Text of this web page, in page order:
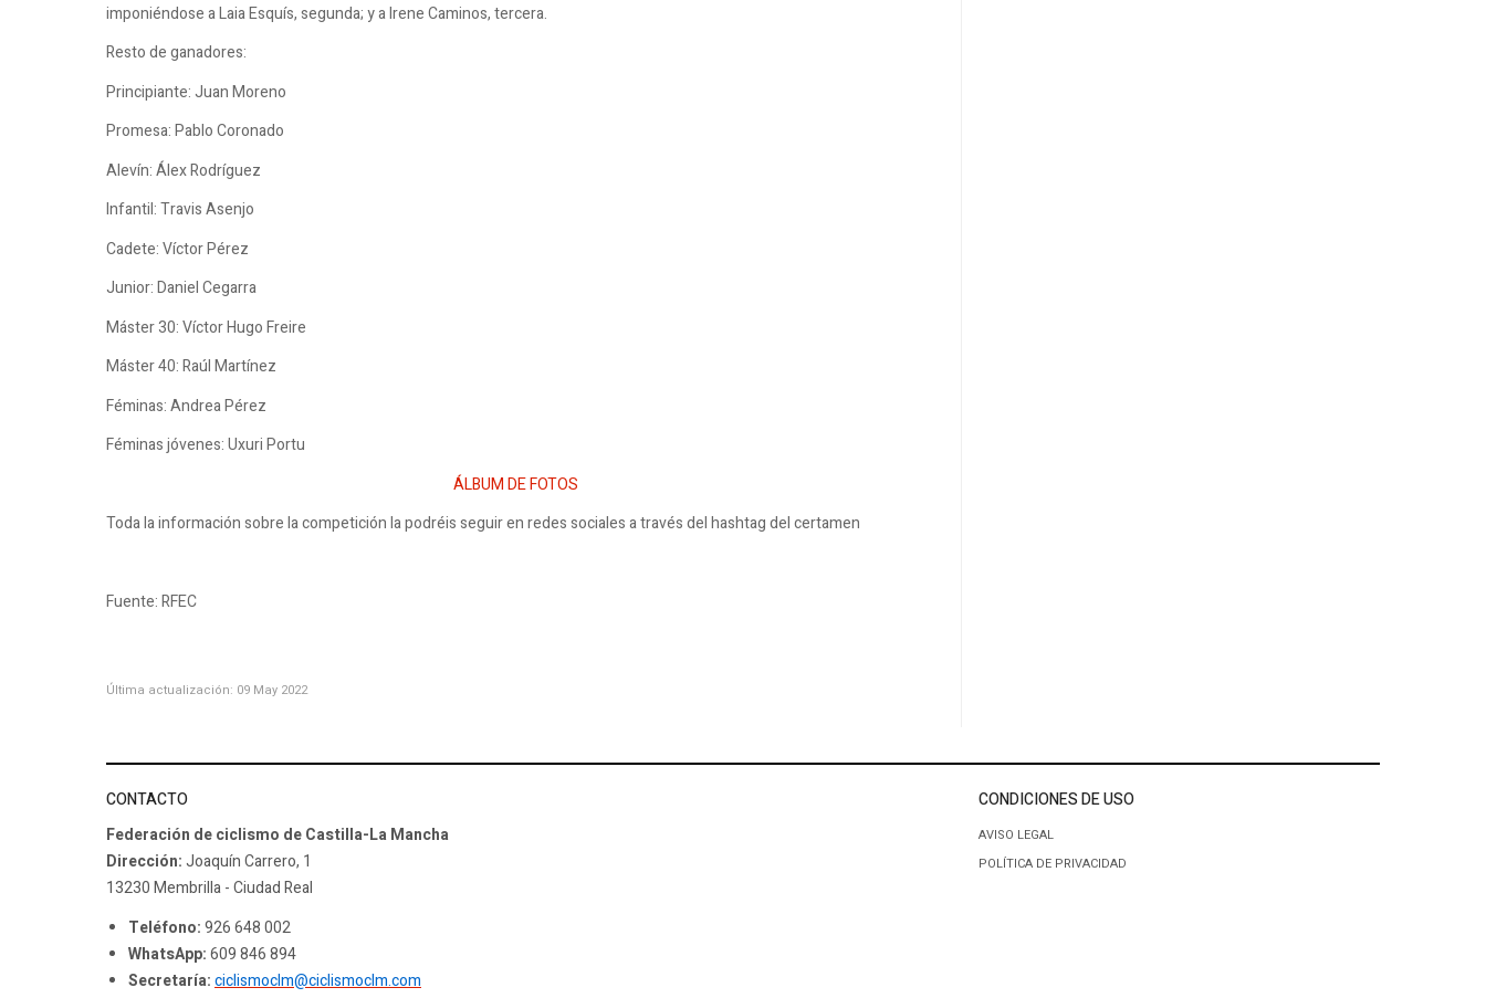
imponiéndose a Laia Esquís, segunda; y a Irene Caminos, tercera.
Resto de ganadores:
Principiante: Juan Moreno
Promesa: Pablo Coronado
Alevín: Álex Rodríguez
Infantil: Travis Asenjo
Cadete: Víctor Pérez
Junior: Daniel Cegarra
Máster 30: Víctor Hugo Freire
Máster 40: Raúl Martínez
Féminas: Andrea Pérez
Féminas jóvenes: Uxuri Portu
ÁLBUM DE FOTOS
Toda la información sobre la competición la podréis seguir en redes sociales a través del hashtag del certamen
Fuente: RFEC
Última actualización: 09 May 2022
CONTACTO
Federación de ciclismo de Castilla-La Mancha
Dirección:Joaquín Carrero, 1
13230 Membrilla - Ciudad Real
Teléfono:926 648 002
WhatsApp:609 846 894
Secretaría:ciclismoclm@ciclismoclm.com
CONDICIONES DE USO
AVISO LEGAL
POLÍTICA DE PRIVACIDAD